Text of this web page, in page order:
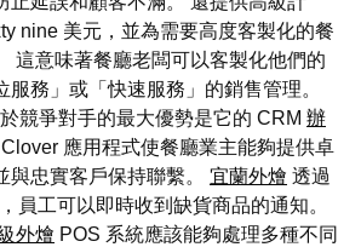
nine 美元，並為需要高度客製化的餐
這意味著餐廳老闆可以客製化他們的
服務」或「快速服務」的銷售管理。
競爭對手的最大優勢是它的 CRM 辦
應用程式使餐廳業主能夠提供卓
與忠實客戶保持聯繫。 宜蘭外燴 透過
員工可以即時收到缺貨商品的通知。
外燴 POS 系統應該能夠處理多種不同